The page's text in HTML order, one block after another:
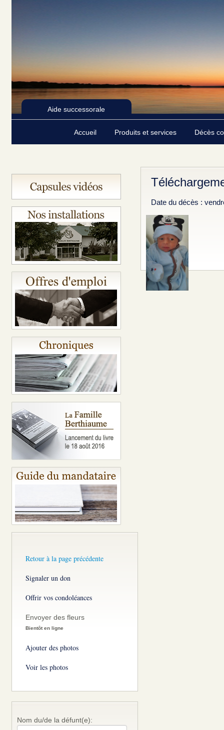
Aide successorale
Accueil Produits et services Décès
Retour à la page précédente
Signaler un don
Offrir vos condoléances
Envoyer des fleurs
Bientôt en ligne
Ajouter des photos
Voir les photos
Nom du/de la défunt(e):
Date du décès :